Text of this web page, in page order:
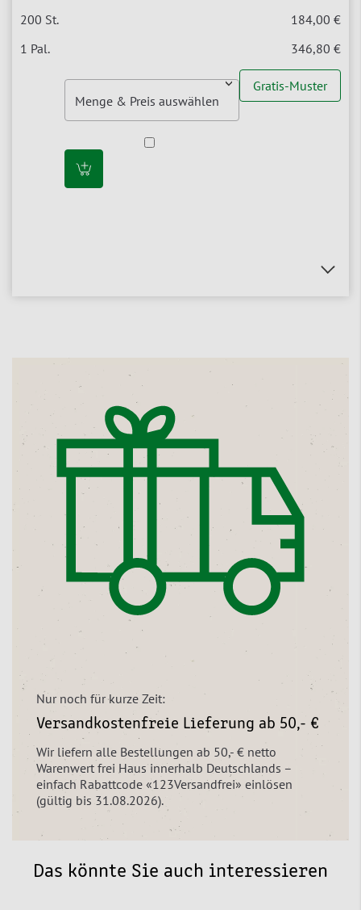
184,00 €
346,80 €
Gratis-Muster
Nur noch für kurze Zeit:
Versandkostenfreie Lieferung ab 50,- €
Wir liefern alle Bestellungen ab 50,- € netto
Warenwert frei Haus innerhalb Deutschlands –
einfach Rabattcode «123Versandfrei» einlösen
(gültig bis 31.08.2026).
Das könnte Sie auch interessieren